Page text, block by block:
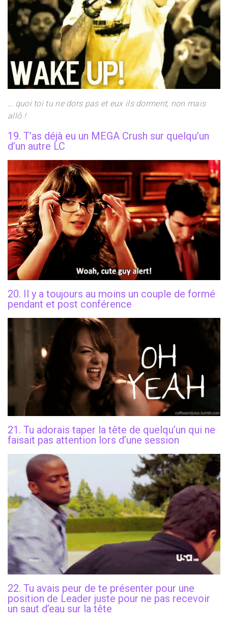
… quoi toi tu ne dors pas et eux ils dorment, non mais
allô !
19. T’as déjà eu un MEGA Crush sur quelqu’un
d’un autre LC
20. Il y a toujours au moins un couple de formé
pendant et post conférence
21. Tu adorais taper la tête de quelqu’un qui ne
faisait pas attention lors d’une session
22. Tu avais peur de te présenter pour une
position de Leader juste pour ne pas recevoir
un saut d’eau sur la tête